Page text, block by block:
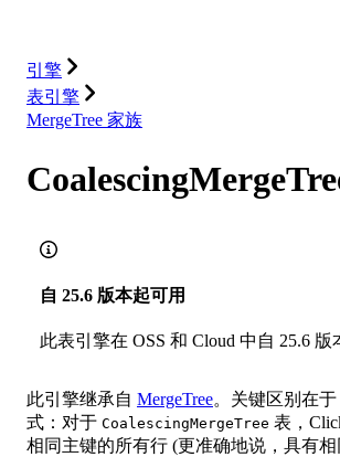
引擎
表引擎
MergeTree 家族
自 25.6 版本起可用
此表引擎在 OSS 和 Cloud 中自 25.6 版
此引擎继承自 MergeTree。关键区别在于
式：对于 CoalescingMergeTree 表，
相同主键的所有行 (更准确地说，具有相